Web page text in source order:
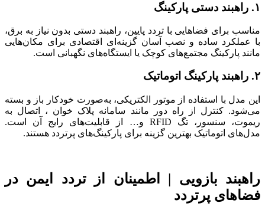
۱. راهبند دستی پارکینگ
مناسب برای فضاهایی با تردد پایین، راهبند دستی بدون نیاز به برق،
با عملکرد ساده و نصب آسان گزینه‌ای اقتصادی برای مکان‌هایی
مانند پارکینگ‌ مجتمع‌های کوچک یا ایستگاه‌های نگهبانی است.
۲. راهبند پارکینگ اتوماتیک
این مدل با استفاده از موتور الکتریکی، به‌صورت خودکار باز و بسته
می‌شود. کنترل از راه دور مانند سامانه پلاک خوان ، اتصال به
ریموت، سنسور، تگ RFID و… از قابلیت‌های رایج آن است.
مدل‌های اتوماتیک بهترین گزینه برای پارکینگ‌های پرتردد هستند.
راهبند بازویی | اطمینان از تردد ایمن در
فضاهای پرتردد